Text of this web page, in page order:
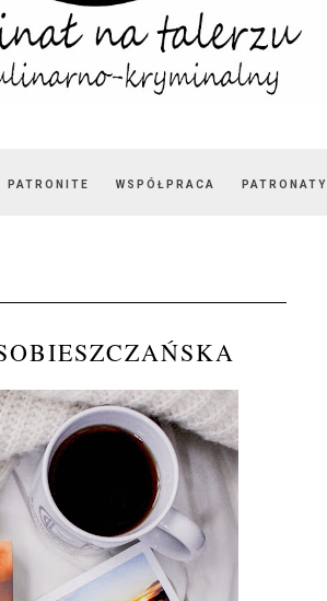
PATRONITE WSPÓŁPRACA PATRONATY